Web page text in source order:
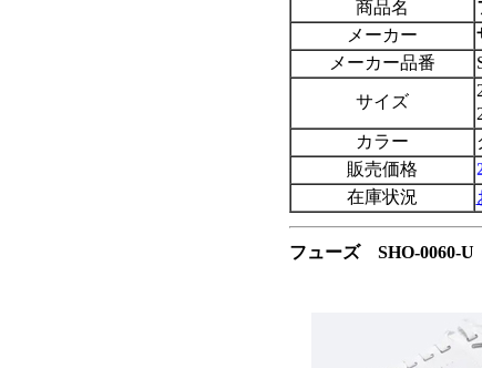
商品名
メーカー
メーカー品番
サイズ
カラー
販売価格
在庫状況
フューズ SHO-